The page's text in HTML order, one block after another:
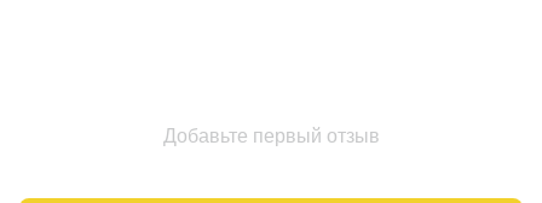
Добавьте первый отзыв